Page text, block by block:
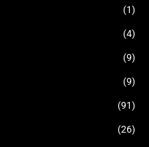
(1)
(4)
(9)
(9)
(91)
(26)